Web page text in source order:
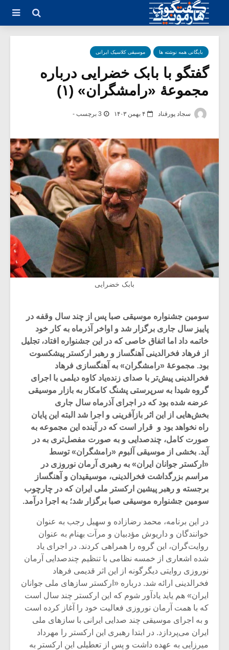
بایگانی همه نوشته ها موسیقی کلاسیک ایرانی
گفتگو با بابک خضرایی درباره
مجموعۀ «رامشگران» (۱)
سجاد پورقناد ۴ بهمن ۱۴۰۳ 3 برچسب -
بابک خضرایی
سومین جشنواره موسیقی صبا پس از چند سال وقفه در
پاییز سال جاری برگزار شد و اواخر آذرماه به کار خود
خاتمه داد اما اتفاق خاصی که در این جشنواره افتاد، تجلیل
از فرهاد فخرالدینی آهنگساز و رهبر ارکستر پیشکسوت
بود. مجموعۀ «رامشگران» به آهنگسازی فرهاد
فخرالدینی پیش‌تر با صدای زنده‌یاد کاوه دیلمی با اجرای
گروه شیدا به سرپرستی پشنگ کامکار به بازار موسیقی
عرضه شده بود که در اجرای آذرماه سال جاری
بخش‌هایی از این اثر بازآفرینی و اجرا شد البته این پایان
راه نخواهد بود و قرار است که در آینده این مجموعه به
صورت کامل، چندصدایی و به صورت مفصل‌تری به در
آید. بخشی از موسیقی آلبوم «رامشگران» توسط
«ارکستر جوانان ایران» به رهبری آرمان نوروزی در
مراسم بزرگداشت فخرالدینی، موسیقیدان و آهنگساز
برجسته و رهبر پیشین ارکستر ملی ایران که در چارچوب
سومین جشنواره موسیقی صبا برگزار شد؛ به اجرا درآمد.
در این برنامه، محمد رضازاده و سهیل رجب به عنوان
خوانندگان و داریوش مؤدبیان و مرآت بهنام به عنوان
روایت‌گران، این گروه را همراهی کردند. در اجرای یاد
شده اشعاری از خمسه نظامی با تنظیم چندصدایی آرمان
نوروزی روایتی دیگرگونه از این اثر قدیمی فرهاد
فخرالدینی ارائه شد. درباره «ارکستر سازهای ملی جوانان
ایران» هم یاید یادآور شوم که این ارکستر چند سال است
که با همت آرمان نوروزی فعالیت خود را آغاز کرده است
و به اجرای موسیقی چند صدایی ایرانی با سازهای ملی
ایران می‌پردازد. در ابتدا رهبری این ارکستر را مهرداد
میرزایی به عهده داشت و پس از تعطیلی این ارکستر به
میکلوش روژا